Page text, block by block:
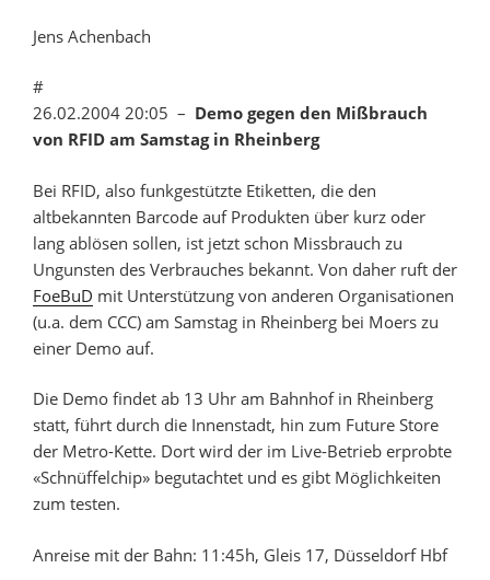
Jens Achenbach
#
26.02.2004 20:05 – Demo gegen den Mißbrauch
von RFID am Samstag in Rheinberg
Bei RFID, also funkgestützte Etiketten, die den
altbekannten Barcode auf Produkten über kurz oder
lang ablösen sollen, ist jetzt schon Missbrauch zu
Ungunsten des Verbrauches bekannt. Von daher ruft der
FoeBuD mit Unterstützung von anderen Organisationen
(u.a. dem CCC) am Samstag in Rheinberg bei Moers zu
einer Demo auf.
Die Demo findet ab 13 Uhr am Bahnhof in Rheinberg
statt, führt durch die Innenstadt, hin zum Future Store
der Metro-Kette. Dort wird der im Live-Betrieb erprobte
«Schnüffelchip» begutachtet und es gibt Möglichkeiten
zum testen.
Anreise mit der Bahn: 11:45h, Gleis 17, Düsseldorf Hbf